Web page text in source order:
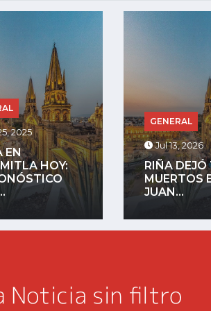
2026
TRES
EN SAN
GENERAL
Jul 27, 2025
LA
INDÍGENA
ADVIERTE